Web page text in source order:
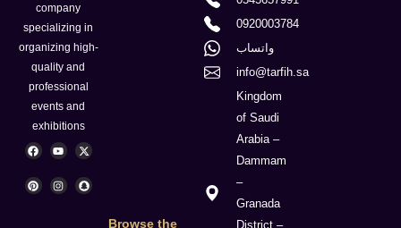
company
specializing in
organizing high-
quality and
professional
events and
exhibitions
F
a
c
b
o
Y
o
u
u
b
X
-
t
i
t
P
i
n
e
r
I
n
s
a
g
S
n
a
c
h
Browse the
0920003784
واتساب
info@tarfih.sa
Kingdom
of Saudi
Arabia –
Dammam
–
Granada
District –